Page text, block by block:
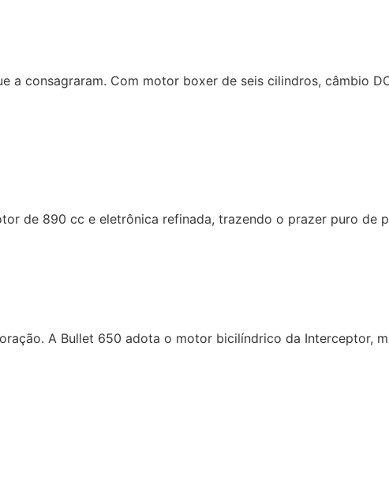
a consagraram. Com motor boxer de seis cilindros, câmbio
de 890 cc e eletrônica refinada, trazendo o prazer puro de
A Bullet 650 adota o motor bicilíndrico da Interceptor,